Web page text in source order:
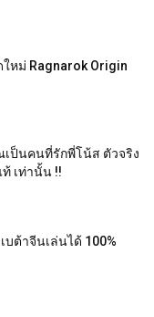
ใหม่ Ragnarok Origin
เป็นคนที่รักพี่โน้ส ตัวจริง
เท่านั้น !!
บต้าจีนเล่นได้ 100%